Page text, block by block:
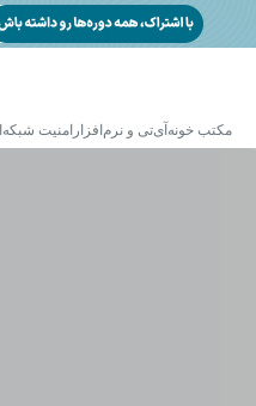
مکتب خونه آی‌تی و نرم‌افزار امنیت شبکه